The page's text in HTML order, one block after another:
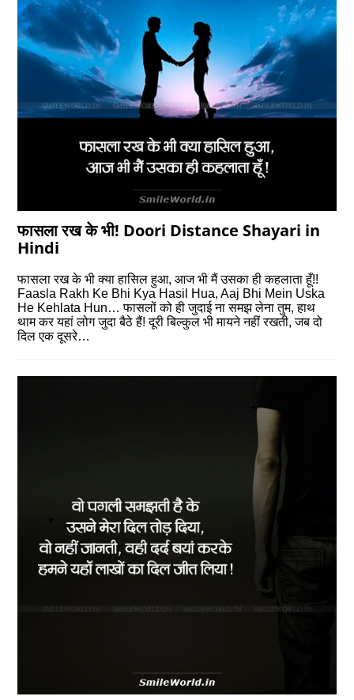
फासला रख के भी! Doori Distance Shayari in
Hindi
फासला रख के भी क्या हासिल हुआ, आज भी मैं उसका ही कहलाता हूँ!!
Faasla Rakh Ke Bhi Kya Hasil Hua, Aaj Bhi Mein Uska
He Kehlata Hun… फासलों को ही जुदाई ना समझ लेना तुम, हाथ
थाम कर यहां लोग जुदा बैठे हैं! दूरी बिल्कुल भी मायने नहीं रखती, जब दो
दिल एक दूसरे…